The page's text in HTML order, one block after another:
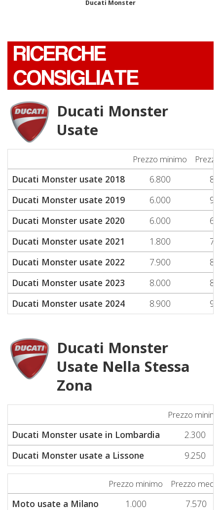
Ducati Monster
RICERCHE
CONSIGLIATE
Ducati Monster
Usate
Prezzo minimo
Ducati Monster usate 2018 6.800
Ducati Monster usate 2019
6.000
Ducati Monster usate 2020
6.000
Ducati Monster usate 2021
1.800
Ducati Monster usate 2022
7.900
Ducati Monster usate 2023
8.000
Ducati Monster usate 2024
8.900
Ducati Monster
Usate Nella Stessa
Zona
Prezzo
Ducati Monster usate in Lombardia
2.300
Ducati Monster usate a Lissone
9.250
Prezzo minimo Prezzo medio
Moto usate a Milano 1.000
7.570